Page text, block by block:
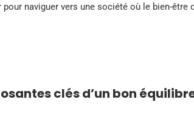
naviguer vers une société où le bien-être
clés d’un bon